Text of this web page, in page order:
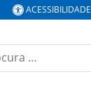
ACESSIBILIDADE